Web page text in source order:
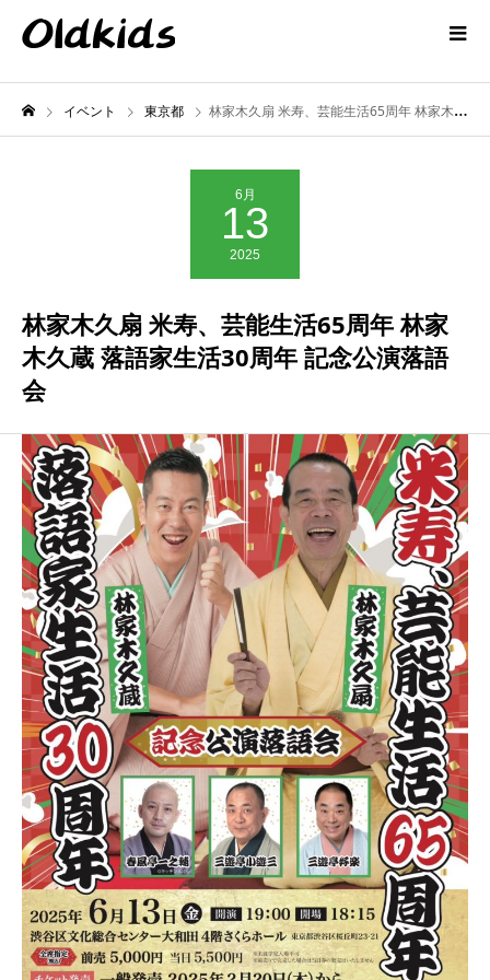
イベント 東京都 林家木久扇 米寿、芸能生活65周年 林家木久蔵 落語家生活30周年 記念公演落語会
6月
13
2025
林家木久扇 米寿、芸能生活65周年 林家
木久蔵 落語家生活30周年 記念公演落語
会